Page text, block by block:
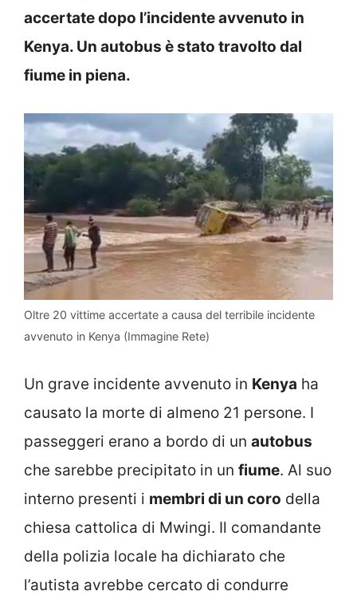
accertate dopo l’incidente avvenuto in
Kenya. Un autobus è stato travolto dal
fiume in piena.
Oltre 20 vittime accertate a causa del terribile incidente
avvenuto in Kenya (Immagine Rete)
Un grave incidente avvenuto in Kenya ha
causato la morte di almeno 21 persone. I
passeggeri erano a bordo di un autobus
che sarebbe precipitato in un fiume. Al suo
interno presenti i membri di un coro della
chiesa cattolica di Mwingi. Il comandante
della polizia locale ha dichiarato che
l’autista avrebbe cercato di condurre